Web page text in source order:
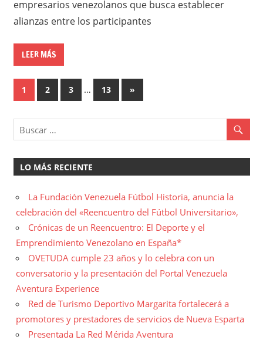
empresarios venezolanos que busca establecer
alianzas entre los participantes
LEER MÁS
Paginación
entradas
1 2 3 … 13
Entradas
siguientes
»
LO MÁS RECIENTE
La Fundación Venezuela Fútbol Historia, anuncia la
celebración del «Reencuentro del Fútbol Universitario»,
Crónicas de un Reencuentro: El Deporte y el
Emprendimiento Venezolano en España*
OVETUDA cumple 23 años y lo celebra con un
conversatorio y la presentación del Portal Venezuela
Aventura Experience
Red de Turismo Deportivo Margarita fortalecerá a
promotores y prestadores de servicios de Nueva Esparta
Presentada La Red Mérida Aventura